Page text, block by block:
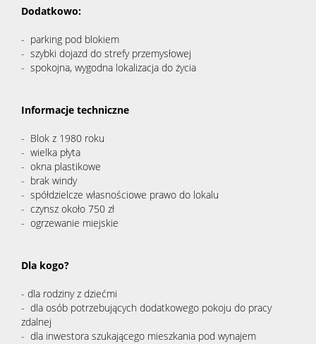
Dodatkowo:
- parking pod blokiem
- szybki dojazd do strefy przemysłowej
- spokojna, wygodna lokalizacja do życia
Informacje techniczne
- Blok z 1980 roku
- wielka płyta
- okna plastikowe
- brak windy
- spółdzielcze własnościowe prawo do lokalu
- czynsz około 750 zł
- ogrzewanie miejskie
Dla kogo?
- dla rodziny z dziećmi
- dla osób potrzebujących dodatkowego pokoju do pracy
zdalnej
- dla inwestora szukającego mieszkania pod wynajem